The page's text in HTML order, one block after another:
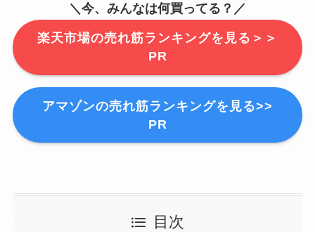
＼今、みんなは何買ってる？／
楽天市場の売れ筋ランキングを見る＞＞
PR
アマゾンの売れ筋ランキングを見る>>
PR
目次